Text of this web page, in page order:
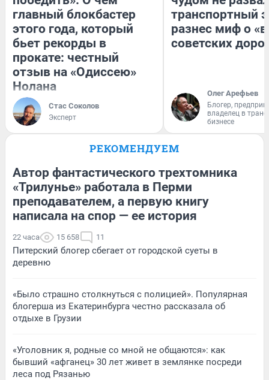
главный блокбастер
этого года, который
бьет рекорды в
прокате: честный
отзыв на «Одиссею»
Нолана
Стас Соколов
Эксперт
транспортный
разнес миф о
советских
Олег Арефьев
Блогер,
владелец в
бизнесе
РЕКОМЕНДУЕМ
Автор фантастического трехтомника
«Трилунье» работала в Перми
преподавателем, а первую книгу
написала на спор — ее история
22 часа 15 658 11
Питерский блогер сбегает от городской суеты в
деревню
«Было страшно столкнуться с полицией». Популярная
блогерша из Екатеринбурга честно рассказала об
отдыхе в Грузии
«Уголовник я, родные со мной не общаются»: как
бывший «афганец» 30 лет живет в землянке посреди
леса под Рязанью